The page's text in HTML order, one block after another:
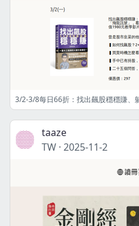
taaze
TW · 2025-11-2